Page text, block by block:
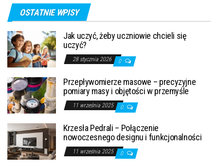
OSTATNIE WPISY
Jak uczyć, żeby uczniowie chcieli się
uczyć?
28 stycznia 2026 0
Przepływomierze masowe – precyzyjne
pomiary masy i objętości w przemyśle
11 września 2025 0
Krzesła Pedrali – Połączenie
nowoczesnego designu i funkcjonalności
11 września 2025 0